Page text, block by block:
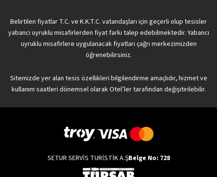
Belirtilen fiyatlar T.C. ve K.K.T.C. vatandaşları için geçerli olup tesisler
yabancı uyruklu misafirlerden fiyat farkı talep edebilmektedir. Yabancı
uyruklu misafirlere uygulanacak fiyatları çağrı merkezimizden
öğrenebilirsiniz.
Sitemizde yer alan tesis özellikleri bilgilendirme amaçlıdır, hizmet ve
kullanım saatleri dönemsel olarak Otel’ler tarafından değişitirilebilir.
SETUR SERVİS TURİSTİK A.ŞBelge No: 728